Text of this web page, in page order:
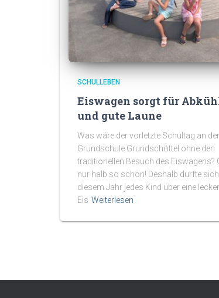
SCHULLEBEN
Eiswagen sorgt für
und gute Laune
Was wäre der vorletzte Schultag an der
Grundschule Grundschöttel ohne den
traditionellen Besuch des Eiswagens?
nur halb so schön! Deshalb durfte
diesem Jahr jedes Kind über eine
Eis Weiterlesen